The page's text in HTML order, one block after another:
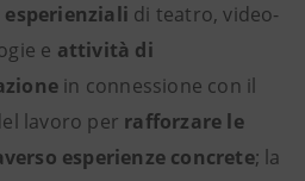
di teatro, video-
e attività di
in connessione con il
lavoro per rafforzare le
esperienze concrete; la